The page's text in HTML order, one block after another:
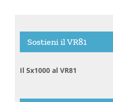
Sostieni il VR81
Il 5x1000 al VR81